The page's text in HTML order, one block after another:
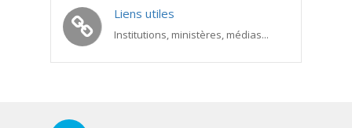
Liens utiles
Institutions, ministères, médias...